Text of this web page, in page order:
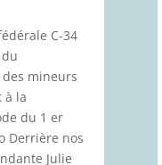
C-34
mineurs
à la
du 1 er
Derrière nos
Julie